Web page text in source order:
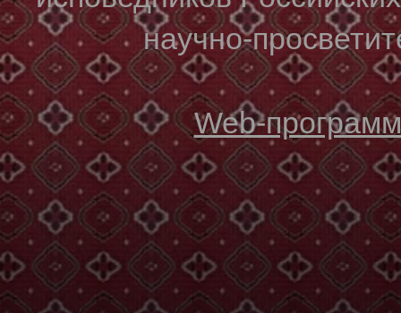
научно-
Web-